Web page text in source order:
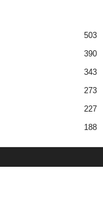
503
390
343
273
227
188